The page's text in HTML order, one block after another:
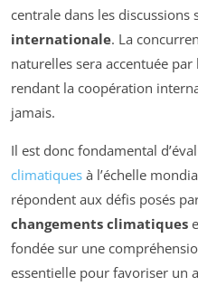
centrale dans les discussions
internationale. La
naturelles sera accentuée
rendant la coopération
jamais.
Il est donc fondamental
climatiques à l’échelle
répondent aux défis posés
changements climatiques
fondée sur une
essentielle pour favoriser un